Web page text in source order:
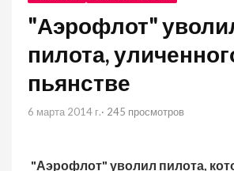
"Аэрофлот"
пилота,
пьянстве
6 марта 2014 г.· 245 просмотров
"Аэрофлот" уволил пилота,